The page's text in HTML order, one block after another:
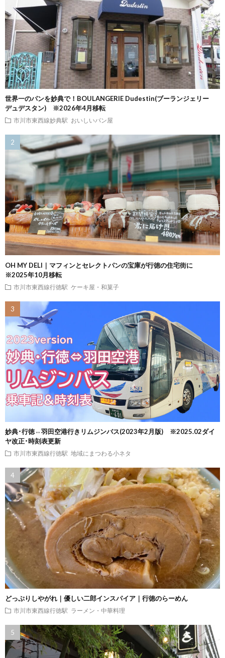
世界一のパンを妙典で！BOULANGERIE Dudestin(ブーランジェリー
デュデスタン) ※2026年4月移転
市川市東西線妙典駅 おいしいパン屋
OH MY DELI｜マフィンとセレクトパンの宝庫が行徳の住宅街に
※2025年10月移転
市川市東西線行徳駅 ケーキ屋・和菓子
妙典･行徳⇔羽田空港行きリムジンバス(2023年2月版) ※2025.02ダイ
ヤ改正･時刻表更新
市川市東西線行徳駅 地域にまつわる小ネタ
どっぷりしやがれ｜優しい二郎インスパイア｜行徳のらーめん
市川市東西線行徳駅 ラーメン・中華料理